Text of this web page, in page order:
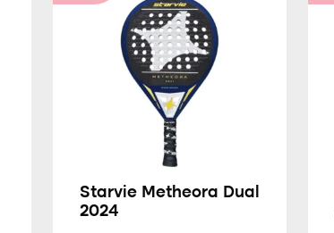
Starvie Metheora Dual
2024